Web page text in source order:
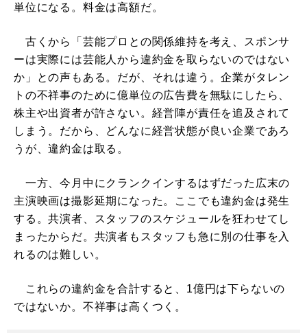
単位になる。料金は高額だ。
古くから「芸能プロとの関係維持を考え、スポンサ
ーは実際には芸能人から違約金を取らないのではない
か」との声もある。だが、それは違う。企業がタレン
トの不祥事のために億単位の広告費を無駄にしたら、
株主や出資者が許さない。経営陣が責任を追及されて
しまう。だから、どんなに経営状態が良い企業であろ
うが、違約金は取る。
一方、今月中にクランクインするはずだった広末の
主演映画は撮影延期になった。ここでも違約金は発生
する。共演者、スタッフのスケジュールを狂わせてし
まったからだ。共演者もスタッフも急に別の仕事を入
れるのは難しい。
これらの違約金を合計すると、1億円は下らないの
ではないか。不祥事は高くつく。